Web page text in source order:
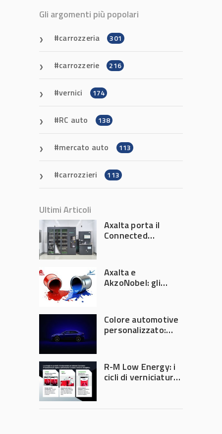
Gli argomenti più popolari
carrozzeria 301
carrozzerie 216
vernici 174
RC auto 138
mercato auto 113
carrozzieri 113
Ultimi Articoli
Axalta porta il
Connected
Automechanika
Frankfurt 2026
Axalta e
AkzoNobel: gli
Colore automotive
personalizzato:
diventa ingegneria
di precisione
R-M Low Energy: i
cicli di verniciatura
tempi e costi in